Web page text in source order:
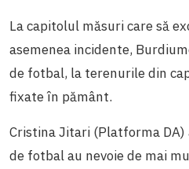
La capitolul măsuri care să
asemenea incidente,
de fotbal, la terenurile din
fixate în pământ.
Cristina Jitari (Platforma
de fotbal au nevoie de mai